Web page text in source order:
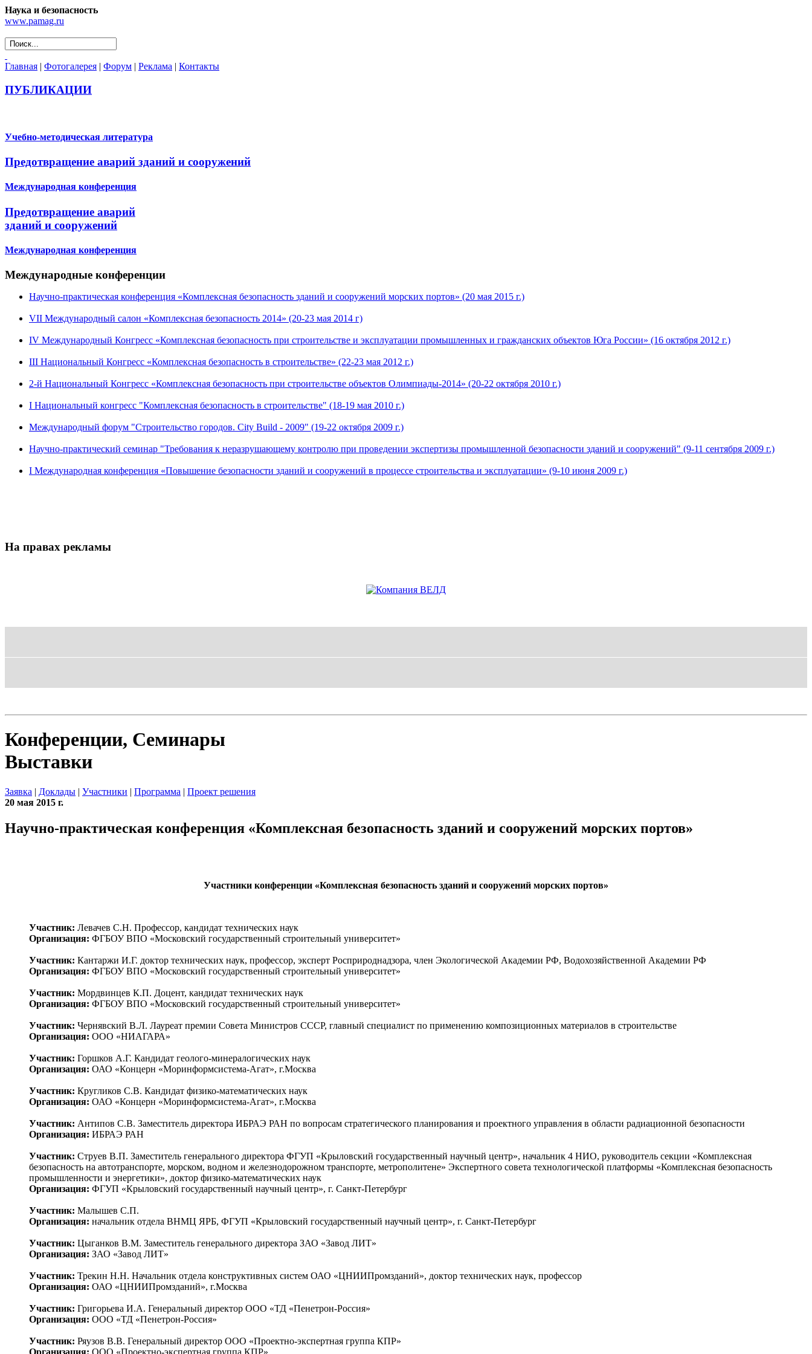
Наука и безопасность
www.pamag.ru
Главная | Фотогалерея | Форум | Реклама | Контакты
ПУБЛИКАЦИИ
Учебно-методическая литература
Предотвращение аварий зданий и сооружений
Международная конференция
Предотвращение аварий
зданий и сооружений
Международная конференция
Международные конференции
Научно-практическая конференция «Комплексная безопасность зданий и сооружений морских портов» (20 мая 2015 г.)
VII Международный салон «Комплексная безопасность 2014» (20-23 мая 2014 г)
IV Международный Конгресс «Комплексная безопасность при строительстве и эксплуатации промышленных и гражданских объектов Юга России» (16 октября 2012 г.)
III Национальный Конгресс «Комплексная безопасность в строительстве» (22-23 мая 2012 г.)
2-й Национальный Конгресс «Комплексная безопасность при строительстве объектов Олимпиады-2014» (20-22 октября 2010 г.)
I Национальный конгресс "Комплексная безопасность в строительстве" (18-19 мая 2010 г.)
Международный форум "Строительство городов. City Build - 2009" (19-22 октября 2009 г.)
Научно-практический семинар "Требования к неразрушающему контролю при проведении экспертизы промышленной безопасности зданий и сооружений" (9-11 сентября 2009 г.)
I Международная конференция «Повышение безопасности зданий и сооружений в процессе строительства и эксплуатации» (9-10 июня 2009 г.)
На правах рекламы
Конференции, Семинары
Выставки
Заявка | Доклады | Участники | Программа | Проект решения
20 мая 2015 г.
Научно-практическая конференция «Комплексная безопасность зданий и сооружений морских портов»
Участники конференции «Комплексная безопасность зданий и сооружений морских портов»
Участник: Левачев С.Н. Профессор, кандидат технических наук
Организация: ФГБОУ ВПО «Московский государственный строительный университет»
Участник: Кантаржи И.Г. доктор технических наук, профессор, эксперт Росприроднадзора, член Экологической Академии РФ, Водохозяйственной Академии РФ
Организация: ФГБОУ ВПО «Московский государственный строительный университет»
Участник: Мордвинцев К.П. Доцент, кандидат технических наук
Организация: ФГБОУ ВПО «Московский государственный строительный университет»
Участник: Чернявский В.Л. Лауреат премии Совета Министров СССР, главный специалист по применению композиционных материалов в строительстве
Организация: ООО «НИАГАРА»
Участник: Горшков А.Г. Кандидат геолого-минералогических наук
Организация: ОАО «Концерн «Моринформсистема-Агат», г.Москва
Участник: Кругликов С.В. Кандидат физико-математических наук
Организация: ОАО «Концерн «Моринформсистема-Агат», г.Москва
Участник: Антипов С.В. Заместитель директора ИБРАЭ РАН по вопросам стратегического планирования и проектного управления в области радиационной безопасности
Организация: ИБРАЭ РАН
Участник: Струев В.П. Заместитель генерального директора ФГУП «Крыловский государственный научный центр», начальник 4 НИО, руководитель секции «Комплексная
безопасность на автотранспорте, морском, водном и железнодорожном транспорте, метрополитене» Экспертного совета технологической платформы «Комплексная безопасность
промышленности и энергетики», доктор физико-математических наук
Организация: ФГУП «Крыловский государственный научный центр», г. Санкт-Петербург
Участник: Малышев С.П.
Организация: начальник отдела ВНМЦ ЯРБ, ФГУП «Крыловский государственный научный центр», г. Санкт-Петербург
Участник: Цыганков В.М. Заместитель генерального директора ЗАО «Завод ЛИТ»
Организация: ЗАО «Завод ЛИТ»
Участник: Трекин Н.Н. Начальник отдела конструктивных систем ОАО «ЦНИИПромзданий», доктор технических наук, профессор
Организация: ОАО «ЦНИИПромзданий», г.Москва
Участник: Григорьева И.А. Генеральный директор ООО «ТД «Пенетрон-Россия»
Организация: ООО «ТД «Пенетрон-Россия»
Участник: Ряузов В.В. Генеральный директор ООО «Проектно-экспертная группа КПР»
Организация: ООО «Проектно-экспертная группа КПР»